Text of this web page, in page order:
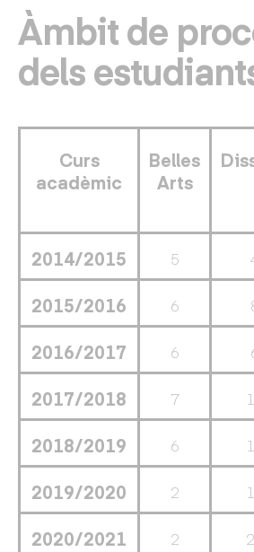
Àmbit de
dels
Curs
acadèmic
Belles
Arts
2014/2015 5
2015/2016 6
2016/2017 6
2017/2018 7
2018/2019 6
2019/2020 2
2020/2021 2